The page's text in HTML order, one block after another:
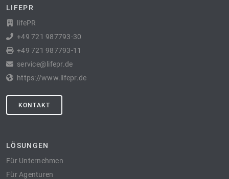
LIFEPR
lifePR
+49 721 987793-30
+49 721 987793-11
service@lifepr.de
https://www.lifepr.de
KONTAKT
LÖSUNGEN
Für Unternehmen
Für Agenturen